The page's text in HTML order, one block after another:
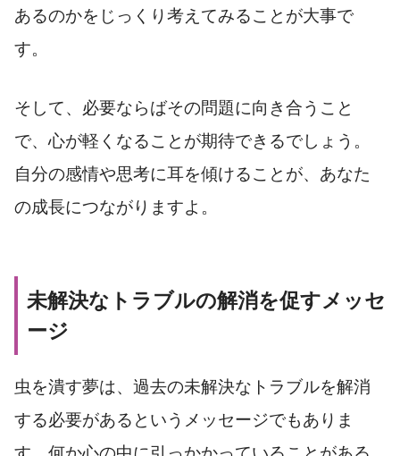
あるのかをじっくり考えてみることが大事で
す。
そして、必要ならばその問題に向き合うこと
で、心が軽くなることが期待できるでしょう。
自分の感情や思考に耳を傾けることが、あなた
の成長につながりますよ。
未解決なトラブルの解消を促すメッセ
ージ
虫を潰す夢は、過去の未解決なトラブルを解消
する必要があるというメッセージでもありま